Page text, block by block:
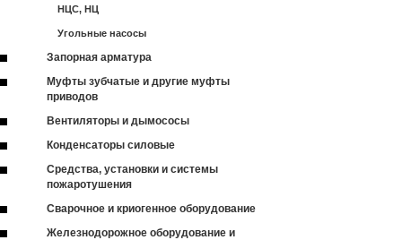
НЦС, НЦ
Угольные насосы
Запорная арматура
Муфты зубчатые и другие муфты
приводов
Вентиляторы и дымососы
Конденсаторы силовые
Средства, установки и системы
пожаротушения
Сварочное и криогенное оборудование
Железнодорожное оборудование и